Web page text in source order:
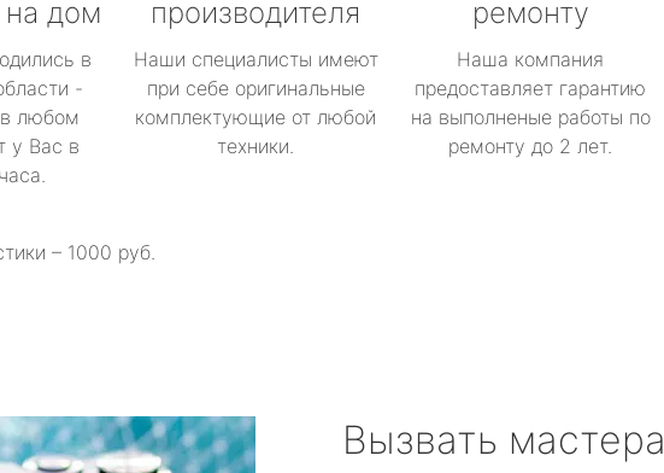
дом
в
-
любом
у Вас в
производителя
Наши специалисты имеют
при себе оригинальные
комплектующие от любой
техники.
ремонту
Наша компания
предоставляет гарантию
на выполненые работы по
ремонту до 2 лет.
– 1000 руб.
Вызвать мастера